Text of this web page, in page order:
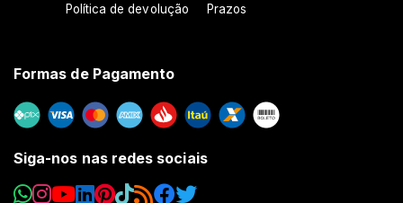
Política de devolução Prazos
Formas de Pagamento
Siga-nos nas redes sociais